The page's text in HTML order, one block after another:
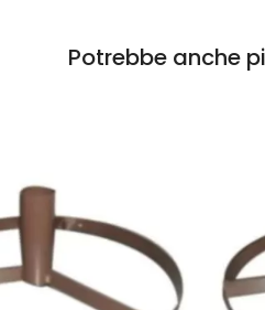
Potrebbe anche